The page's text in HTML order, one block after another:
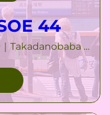
44
高田馬場駅前広場｜Takadanobaba Station Square